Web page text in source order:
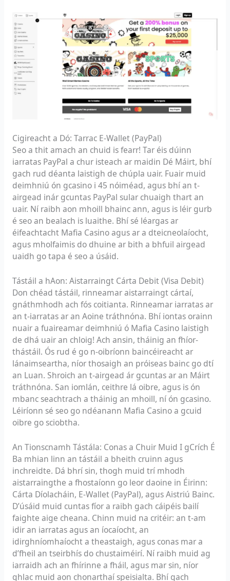
Cigireacht a Dó: Tarrac E-Wallet (PayPal)
Seo a thit amach an chuid is fearr! Tar éis dúinn
iarratas PayPal a chur isteach ar maidin Dé Máirt, bhí
gach rud déanta laistigh de chúpla uair. Fuair muid
deimhniú ón gcasino i 45 nóiméad, agus bhí an t-
airgead inár gcuntas PayPal sular chuaigh thart an
uair. Ní raibh aon mhoill bhainc ann, agus is léir gurb
é seo an bealach is luaithe. Bhí sé léargas ar
éifeachtacht Mafia Casino agus ar a dteicneolaíocht,
agus mholfaimis do dhuine ar bith a bhfuil airgead
uaidh go tapa é seo a úsáid.
Tástáil a hAon: Aistarraingt Cárta Debit (Visa Debit)
Don chéad tástáil, rinneamar aistarraingt cártaí,
gnáthmhodh ach fós coitianta. Rinneamar iarratas ar
an t-iarratas ar an Aoine tráthnóna. Bhí iontas orainn
nuair a fuaireamar deimhniú ó Mafia Casino laistigh
de dhá uair an chloig! Ach ansin, tháinig an fhíor-
thástáil. Ós rud é go n-oibríonn baincéireacht ar
lánaimseartha, níor thosaigh an próiseas bainc go dtí
an Luan. Shroich an t-airgead ár gcuntas ar an Máirt
tráthnóna. San iomlán, ceithre lá oibre, agus is ón
mbanc seachtrach a tháinig an mhoill, ní ón gcasino.
Léiríonn sé seo go ndéanann Mafia Casino a gcuid
oibre go sciobtha.
An Tionscnamh Tástála: Conas a Chuir Muid I gCrích É
Ba mhian linn an tástáil a bheith cruinn agus
inchreidte. Dá bhrí sin, thogh muid trí mhodh
aistarraingthe a fhostaíonn go leor daoine in Éirinn:
Cárta Díolacháin, E-Wallet (PayPal), agus Aistriú Bainc.
D’úsáid muid cuntas fíor a raibh gach cáipéis bailí
faighte aige cheana. Chinn muid na critéir: an t-am
idir an iarratas agus an íocaíocht, an
idirghníomhaíocht a theastaigh, agus conas mar a
d’fheil an tseirbhís do chustaiméirí. Ní raibh muid ag
iarraidh ach an fhírinne a fháil, agus mar sin, níor
ghlac muid aon chonarthaí speisialta. Bhí gach